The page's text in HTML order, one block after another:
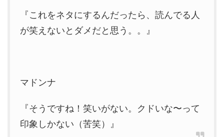
『これをネタにするんだったら、読んでる人
が笑えないとダメだと思う。。』
マドンナ
『そうですね！笑いがない。クドいな〜って
印象しかない（苦笑）』